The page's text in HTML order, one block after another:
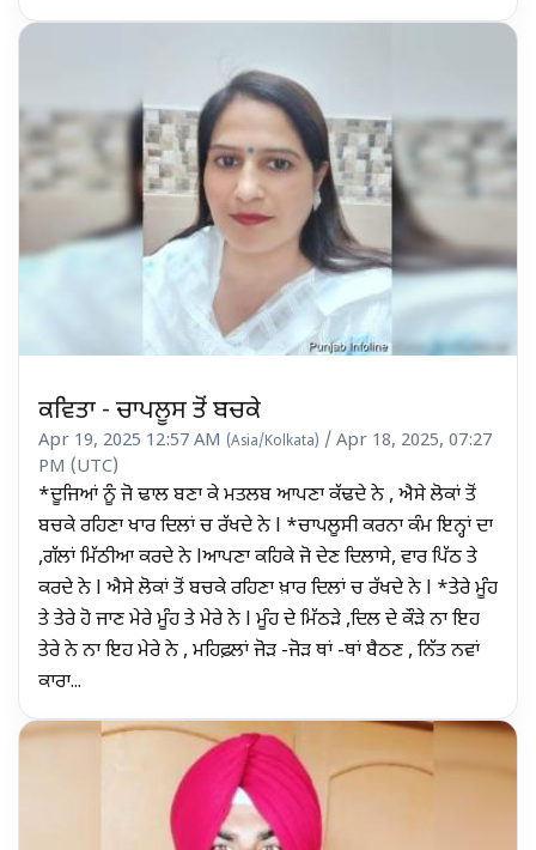
ਕਵਿਤਾ - ਚਾਪਲੂਸ ਤੋਂ ਬਚਕੇ
Apr 19, 2025 12:57 AM (Asia/Kolkata) / Apr 18, 2025, 07:27
PM (UTC)
*ਦੂਜਿਆਂ ਨੂੰ ਜੋ ਢਾਲ ਬਣਾ ਕੇ ਮਤਲਬ ਆਪਣਾ ਕੱਢਦੇ ਨੇ , ਐਸੇ ਲੋਕਾਂ ਤੋਂ
ਬਚਕੇ ਰਹਿਣਾ ਖਾਰ ਦਿਲਾਂ ਚ ਰੱਖਦੇ ਨੇ l *ਚਾਪਲੂਸੀ ਕਰਨਾ ਕੰਮ ਇਨ੍ਹਾਂ ਦਾ
,ਗੱਲਾਂ ਮਿੱਠੀਆ ਕਰਦੇ ਨੇ lਆਪਣਾ ਕਹਿਕੇ ਜੋ ਦੇਣ ਦਿਲਾਸੇ, ਵਾਰ ਪਿੱਠ ਤੇ
ਕਰਦੇ ਨੇ l ਐਸੇ ਲੋਕਾਂ ਤੋਂ ਬਚਕੇ ਰਹਿਣਾ ਖ਼ਾਰ ਦਿਲਾਂ ਚ ਰੱਖਦੇ ਨੇ l *ਤੇਰੇ ਮੂੰਹ
ਤੇ ਤੇਰੇ ਹੋ ਜਾਣ ਮੇਰੇ ਮੂੰਹ ਤੇ ਮੇਰੇ ਨੇ l ਮੂੰਹ ਦੇ ਮਿੱਠੜੇ ,ਦਿਲ ਦੇ ਕੌੜੇ ਨਾ ਇਹ
ਤੇਰੇ ਨੇ ਨਾ ਇਹ ਮੇਰੇ ਨੇ , ਮਹਿਫ਼ਲਾਂ ਜੋੜ -ਜੋੜ ਥਾਂ -ਥਾਂ ਬੈਠਣ , ਨਿੱਤ ਨਵਾਂ
ਕਾਰਾ...